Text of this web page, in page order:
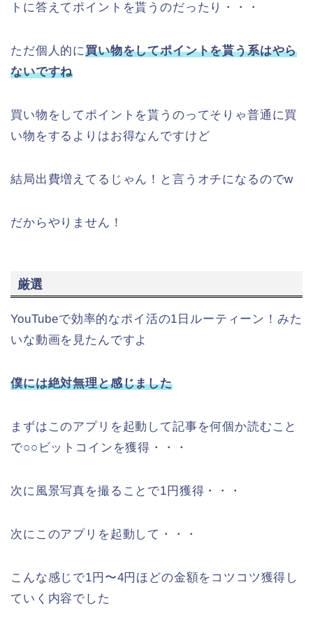
トに答えてポイントを貰うのだったり・・・
ただ個人的に買い物をしてポイントを貰う系はやら
ないですね
買い物をしてポイントを貰うのってそりゃ普通に買
い物をするよりはお得なんですけど
結局出費増えてるじゃん！と言うオチになるのでw
だからやりません！
厳選
YouTubeで効率的なポイ活の1日ルーティーン！みた
いな動画を見たんですよ
僕には絶対無理と感じました
まずはこのアプリを起動して記事を何個か読むこと
で○○ビットコインを獲得・・・
次に風景写真を撮ることで1円獲得・・・
次にこのアプリを起動して・・・
こんな感じで1円〜4円ほどの金額をコツコツ獲得し
ていく内容でした